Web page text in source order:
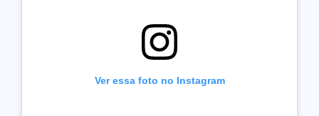
Ver essa foto no Instagram